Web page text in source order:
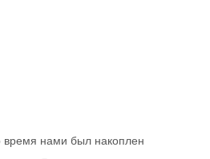
время нами был накоплен